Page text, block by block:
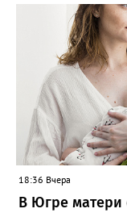
пресс-службе. В
пропавших жителей
распространяются
Ранее Gorod3466.ru
пропажи детей в
Сургуте.
18:36 Вчера
В Югре матери